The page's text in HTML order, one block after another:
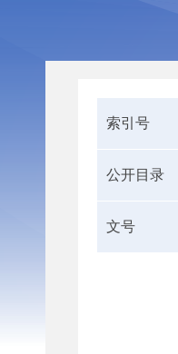
索引号
公开目录
文号